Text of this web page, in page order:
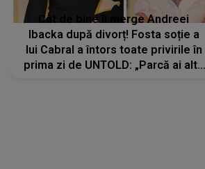
Cât de bine îi merge Andreei
Ibacka după divorț! Fosta soție a
lui Cabral a întors toate privirile în
prima zi de UNTOLD: „Parcă ai altă